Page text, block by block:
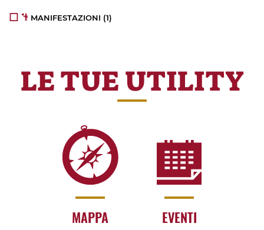
MANIFESTAZIONI (1)
LE TUE UTILITY
MAPPA EVENTI